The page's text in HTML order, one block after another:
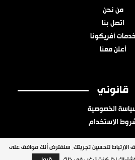
من نحن
اتصل بنا
أفريكونا
أعلن معنا
قانوني
الخصوصية
الاستخدام
لتحسين تجربتك. سنفترض أنك موافق على